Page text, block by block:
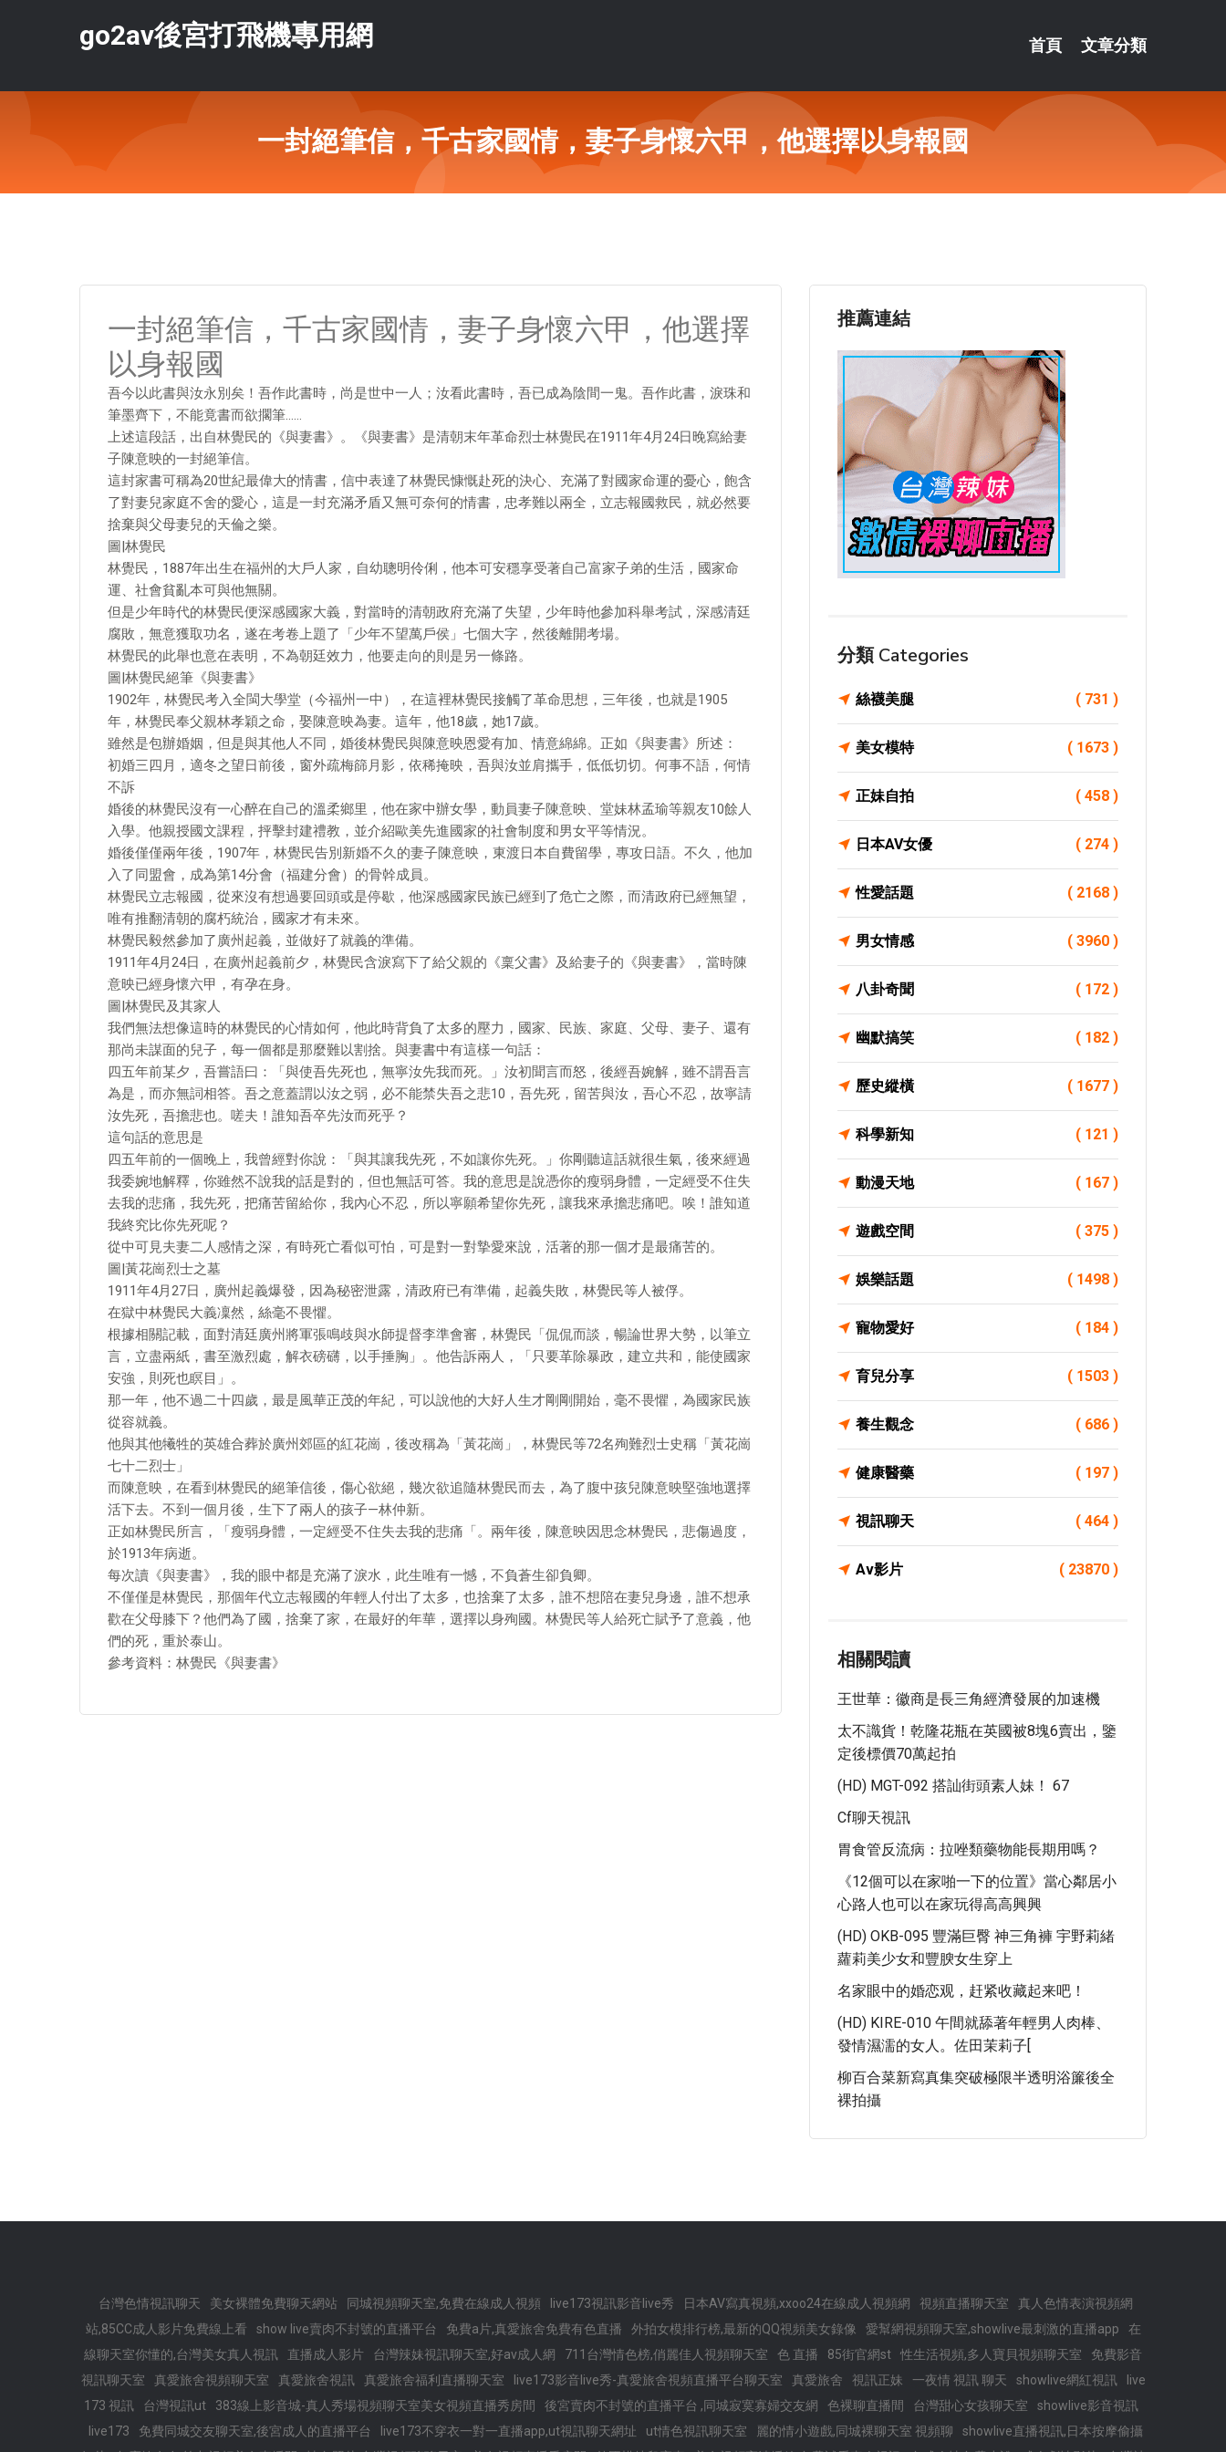
go2av後宮打飛機專用網 首頁 文章分類
一封絕筆信，千古家國情，妻子身懷六甲，他選擇以身報國
一封絕筆信，千古家國情，妻子身懷六甲，他選擇
以身報國
吾今以此書與汝永別矣！吾作此書時，尚是世中一人；汝看此書時，吾已成為陰間一鬼。吾作此書，淚珠和
筆墨齊下，不能竟書而欲擱筆……
上述這段話，出自林覺民的《與妻書》。《與妻書》是清朝末年革命烈士林覺民在1911年4月24日晚寫給妻
子陳意映的一封絕筆信。
這封家書可稱為20世紀最偉大的情書，信中表達了林覺民慷慨赴死的決心、充滿了對國家命運的憂心，飽含
了對妻兒家庭不舍的愛心，這是一封充滿矛盾又無可奈何的情書，忠孝難以兩全，立志報國救民，就必然要
捨棄與父母妻兒的天倫之樂。
圖|林覺民
林覺民，1887年出生在福州的大戶人家，自幼聰明伶俐，他本可安穩享受著自己富家子弟的生活，國家命
運、社會貧亂本可與他無關。
但是少年時代的林覺民便深感國家大義，對當時的清朝政府充滿了失望，少年時他參加科舉考試，深感清廷
腐敗，無意獲取功名，遂在考卷上題了「少年不望萬戶侯」七個大字，然後離開考場。
林覺民的此舉也意在表明，不為朝廷效力，他要走向的則是另一條路。
圖|林覺民絕筆《與妻書》
1902年，林覺民考入全閩大學堂（今福州一中），在這裡林覺民接觸了革命思想，三年後，也就是1905
年，林覺民奉父親林孝穎之命，娶陳意映為妻。這年，他18歲，她17歲。
雖然是包辦婚姻，但是與其他人不同，婚後林覺民與陳意映恩愛有加、情意綿綿。正如《與妻書》所述：
初婚三四月，適冬之望日前後，窗外疏梅篩月影，依稀掩映，吾與汝並肩攜手，低低切切。何事不語，何情
不訴
婚後的林覺民沒有一心醉在自己的溫柔鄉里，他在家中辦女學，動員妻子陳意映、堂妹林孟瑜等親友10餘人
入學。他親授國文課程，抨擊封建禮教，並介紹歐美先進國家的社會制度和男女平等情況。
婚後僅僅兩年後，1907年，林覺民告別新婚不久的妻子陳意映，東渡日本自費留學，專攻日語。不久，他加
入了同盟會，成為第14分會（福建分會）的骨幹成員。
林覺民立志報國，從來沒有想過要回頭或是停歇，他深感國家民族已經到了危亡之際，而清政府已經無望，
唯有推翻清朝的腐朽統治，國家才有未來。
林覺民毅然參加了廣州起義，並做好了就義的準備。
1911年4月24日，在廣州起義前夕，林覺民含淚寫下了給父親的《稟父書》及給妻子的《與妻書》，當時陳
意映已經身懷六甲，有孕在身。
圖|林覺民及其家人
我們無法想像這時的林覺民的心情如何，他此時背負了太多的壓力，國家、民族、家庭、父母、妻子、還有
那尚未謀面的兒子，每一個都是那麼難以割捨。與妻書中有這樣一句話：
四五年前某夕，吾嘗語曰：「與使吾先死也，無寧汝先我而死。」汝初聞言而怒，後經吾婉解，雖不謂吾言
為是，而亦無詞相答。吾之意蓋謂以汝之弱，必不能禁失吾之悲10，吾先死，留苦與汝，吾心不忍，故寧請
汝先死，吾擔悲也。嗟夫！誰知吾卒先汝而死乎？
這句話的意思是
四五年前的一個晚上，我曾經對你說：「與其讓我先死，不如讓你先死。」你剛聽這話就很生氣，後來經過
我委婉地解釋，你雖然不說我的話是對的，但也無話可答。我的意思是說憑你的瘦弱身體，一定經受不住失
去我的悲痛，我先死，把痛苦留給你，我內心不忍，所以寧願希望你先死，讓我來承擔悲痛吧。唉！誰知道
我終究比你先死呢？
從中可見夫妻二人感情之深，有時死亡看似可怕，可是對一對摯愛來說，活著的那一個才是最痛苦的。
圖|黃花崗烈士之墓
1911年4月27日，廣州起義爆發，因為秘密泄露，清政府已有準備，起義失敗，林覺民等人被俘。
在獄中林覺民大義凜然，絲毫不畏懼。
根據相關記載，面對清廷廣州將軍張鳴歧與水師提督李準會審，林覺民「侃侃而談，暢論世界大勢，以筆立
言，立盡兩紙，書至激烈處，解衣磅礴，以手捶胸」。他告訴兩人，「只要革除暴政，建立共和，能使國家
安強，則死也瞑目」。
那一年，他不過二十四歲，最是風華正茂的年紀，可以說他的大好人生才剛剛開始，毫不畏懼，為國家民族
從容就義。
他與其他犧牲的英雄合葬於廣州郊區的紅花崗，後改稱為「黃花崗」，林覺民等72名殉難烈士史稱「黃花崗
七十二烈士」
而陳意映，在看到林覺民的絕筆信後，傷心欲絕，幾次欲追隨林覺民而去，為了腹中孩兒陳意映堅強地選擇
活下去。不到一個月後，生下了兩人的孩子—林仲新。
正如林覺民所言，「瘦弱身體，一定經受不住失去我的悲痛「。兩年後，陳意映因思念林覺民，悲傷過度，
於1913年病逝。
每次讀《與妻書》，我的眼中都是充滿了淚水，此生唯有一憾，不負蒼生卻負卿。
​不僅僅是林覺民，那個年代立志報國的年輕人付出了太多，也捨棄了太多，誰不想陪在妻兒身邊，誰不想承
歡在父母膝下？他們為了國，捨棄了家，在最好的年華，選擇以身殉國。林覺民等人給死亡賦予了意義，他
們的死，重於泰山。
參考資料：林覺民《與妻書》
推薦連結
分類 Categories
絲襪美腿 ( 731 )
美女模特 ( 1673 )
正妹自拍 ( 458 )
日本AV女優 ( 274 )
性愛話題 ( 2168 )
男女情感 ( 3960 )
八卦奇聞 ( 172 )
幽默搞笑 ( 182 )
歷史縱橫 ( 1677 )
科學新知 ( 121 )
動漫天地 ( 167 )
遊戲空間 ( 375 )
娛樂話題 ( 1498 )
寵物愛好 ( 184 )
育兒分享 ( 1503 )
養生觀念 ( 686 )
健康醫藥 ( 197 )
視訊聊天 ( 464 )
Av影片 ( 23870 )
相關閱讀
王世華：徽商是長三角經濟發展的加速機
太不識貨！乾隆花瓶在英國被8塊6賣出，鑒
定後標價70萬起拍
(HD) MGT-092 搭訕街頭素人妹！ 67
Cf聊天視訊
胃食管反流病：拉唑類藥物能長期用嗎？
《12個可以在家啪一下的位置》當心鄰居小
心路人也可以在家玩得高高興興
(HD) OKB-095 豐滿巨臀 神三角褲 宇野莉緒
蘿莉美少女和豐腴女生穿上
名家眼中的婚恋观，赶紧收藏起来吧！
(HD) KIRE-010 午間就舔著年輕男人肉棒、
發情濕濡的女人。佐田茉莉子[
柳百合菜新寫真集突破極限半透明浴簾後全
裸拍攝
台灣色情視訊聊天 美女裸體免費聊天網站 同城視頻聊天室,免費在線成人視頻 live173視訊影音live秀 日本AV寫真視頻,xxoo24在線成人視頻網 視頻直播聊天室
真人色情表演視頻網
站,85CC成人影片免費線上看
show live賣肉不封號的直播平台 免費a片,真愛旅舍免費有色直播 外拍女模排行榜,最新的QQ視頻美女錄像 愛幫網視頻聊天室,showlive最刺激的直播app
在
線聊天室你懂的,台灣美女真人視訊
直播成人影片 台灣辣妹視訊聊天室,好av成人網 711台灣情色榜,俏麗佳人視頻聊天室 色 直播 85街官網st 性生活視頻,多人寶貝視頻聊天室
免費影音
視訊聊天室
真愛旅舍視頻聊天室 真愛旅舍視訊 真愛旅舍福利直播聊天室 live173影音live秀-真愛旅舍視頻直播平台聊天室 真愛旅舍 視訊正妹 一夜情 視訊 聊天 showlive網紅視訊
live
173 視訊
台灣視訊ut 383線上影音城-真人秀場視頻聊天室美女視頻直播秀房間 後宮賣肉不封號的直播平台 ,同城寂寞寡婦交友網 色裸聊直播間 台灣甜心女孩聊天室
showlive影音視訊
live173
免費同城交友聊天室,後宮成人的直播平台 live173不穿衣一對一直播app,ut視訊聊天網址 ut情色視訊聊天室 麗的情小遊戲,同城裸聊天室 視頻聊
showlive直播視訊,日本按摩偷攝